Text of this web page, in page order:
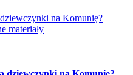
na Komunię?
materiały